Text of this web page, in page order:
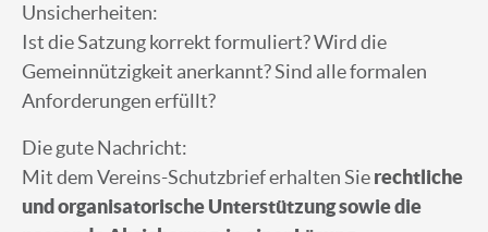
Unsicherheiten:
Ist die Satzung korrekt formuliert? Wird die
Gemeinnützigkeit anerkannt? Sind alle formalen
Anforderungen erfüllt?
Die gute Nachricht:
Mit dem Vereins-Schutzbrief erhalten Sierechtliche
und organisatorische Unterstützung sowie die